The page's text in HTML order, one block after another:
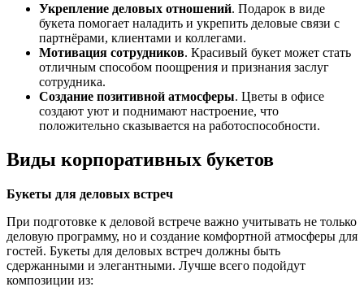
Укрепление деловых отношений. Подарок в виде
букета помогает наладить и укрепить деловые связи с
партнёрами, клиентами и коллегами.
Мотивация сотрудников. Красивый букет может стать
отличным способом поощрения и признания заслуг
сотрудника.
Создание позитивной атмосферы. Цветы в офисе
создают уют и поднимают настроение, что
положительно сказывается на работоспособности.
Виды корпоративных букетов
Букеты для деловых встреч
При подготовке к деловой встрече важно учитывать не только
деловую программу, но и создание комфортной атмосферы для
гостей. Букеты для деловых встреч должны быть
сдержанными и элегантными. Лучше всего подойдут
композиции из: